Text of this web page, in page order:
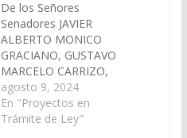
De los Señores
Senadores JAVIER
ALBERTO MONICO
GRACIANO, GUSTAVO
MARCELO CARRIZO,
LEOPOLDO ARSENIO
SALVA, ESTEBAN D
´ANDREA CORNEJO,
agosto 9, 2024
En "Proyectos en
Trámite de Ley"